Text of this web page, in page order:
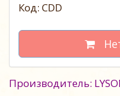
Код: CDD
Нет
Производитель: